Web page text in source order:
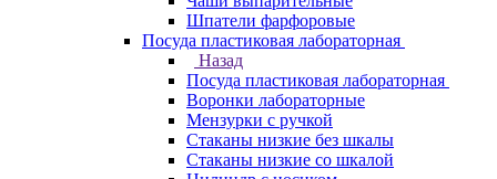
Шпатели фарфоровые
Посуда пластиковая лабораторная
Назад
Посуда пластиковая лабораторная
Воронки лабораторные
Мензурки с ручкой
Стаканы низкие без шкалы
Стаканы низкие со шкалой